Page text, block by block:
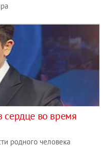
сердце во время
родного человека